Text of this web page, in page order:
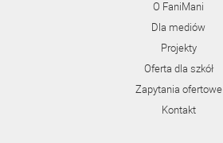
O FaniMani
Dla mediów
Projekty
Oferta dla szkół
Zapytania ofertowe
Kontakt